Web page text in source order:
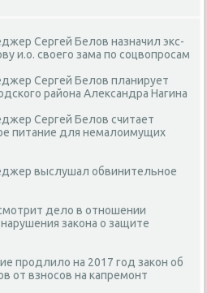
Сергей Белов назначил экс-
и.о. своего зама по соцвопросам
Сергей Белов планирует
района Александра Нагина
Сергей Белов считает
питание для немалоимущих
выслушал обвинительное
дело в отношении
закона о защите
продлило на 2017 год закон об
от взносов на капремонт